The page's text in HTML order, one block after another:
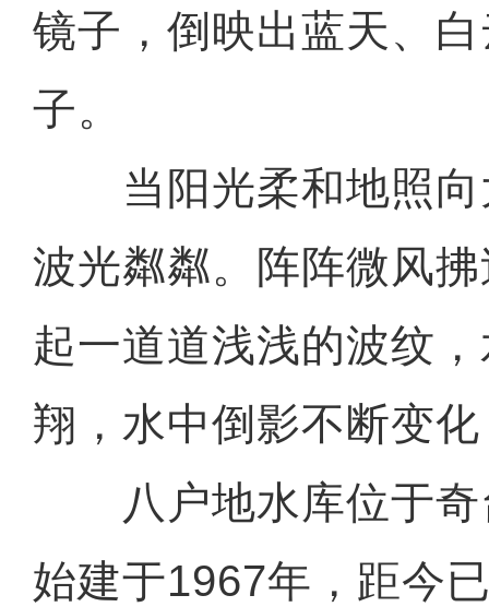
镜子，倒映出蓝天、
子。
当阳光柔和地照向
波光粼粼。阵阵微风
起一道道浅浅的波纹
翔，水中倒影不断变
八户地水库位于奇
始建于1967年，距今